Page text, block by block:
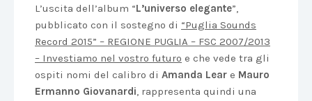
L’uscita dell’album “L’universo elegante”,
pubblicato con il sostegno di “Puglia Sounds
Record 2015” – REGIONE PUGLIA – FSC 2007/2013
– Investiamo nel vostro futuro e che vede tra gli
ospiti nomi del calibro di Amanda Lear e Mauro
Ermanno Giovanardi, rappresenta quindi una